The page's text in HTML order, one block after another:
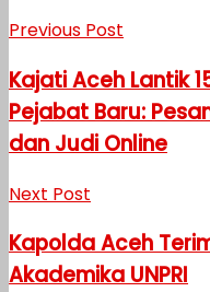
Previous Post
Kajati Aceh Lantik
Pejabat Baru:
dan Judi Online
Next Post
Kapolda Aceh
Akademika UNPRI